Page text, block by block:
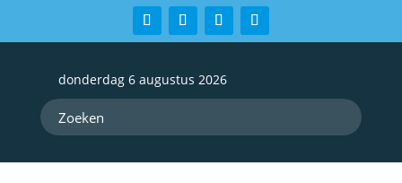
donderdag 6 augustus 2026